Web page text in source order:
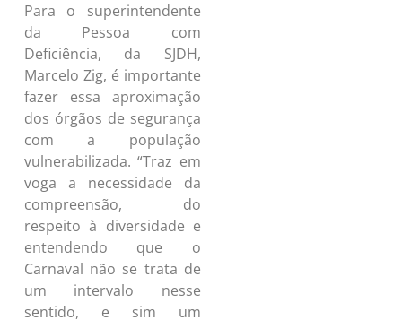
Para o superintendente
da Pessoa com
Deficiência, da SJDH,
Marcelo Zig, é importante
fazer essa aproximação
dos órgãos de segurança
com a população
vulnerabilizada. “Traz em
voga a necessidade da
compreensão, do
respeito à diversidade e
entendendo que o
Carnaval não se trata de
um intervalo nesse
sentido, e sim um